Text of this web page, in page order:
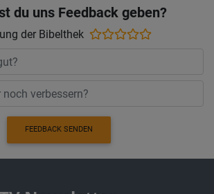
du uns Feedback geben?
der Bibelthek
FEEDBACK SENDEN